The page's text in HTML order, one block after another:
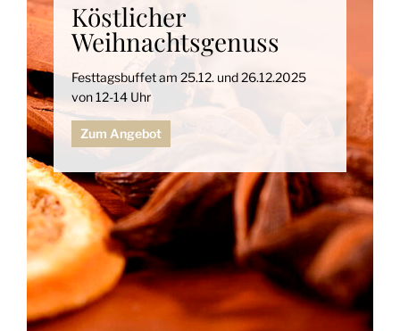
Köstlicher
Weihnachtsgenuss
Festtagsbuffet am 25.12. und 26.12.2025
von 12-14 Uhr
Zum Angebot